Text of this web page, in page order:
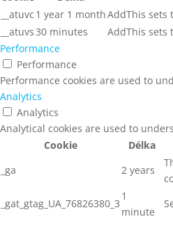
__atuvc 1 year 1 monthAddThis sets
__atuvs30 minutes
AddThis sets
Performance
Performance
Performance cookies are used to
Analytics
Analytics
Analytical cookies are used to
Cookie
Délka
_ga
2 years
_gat_gtag_UA_76826380_3
1
minute